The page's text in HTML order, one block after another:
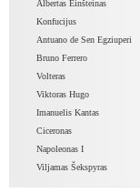
Albertas Einšteinas
Konfucijus
Antuano de Sen Egziuperi
Bruno Ferrero
Volteras
Viktoras Hugo
Imanuelis Kantas
Ciceronas
Napoleonas I
Viljamas Šekspyras